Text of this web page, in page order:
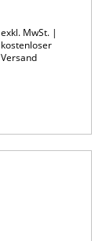
exkl. MwSt. |
kostenloser
Versand